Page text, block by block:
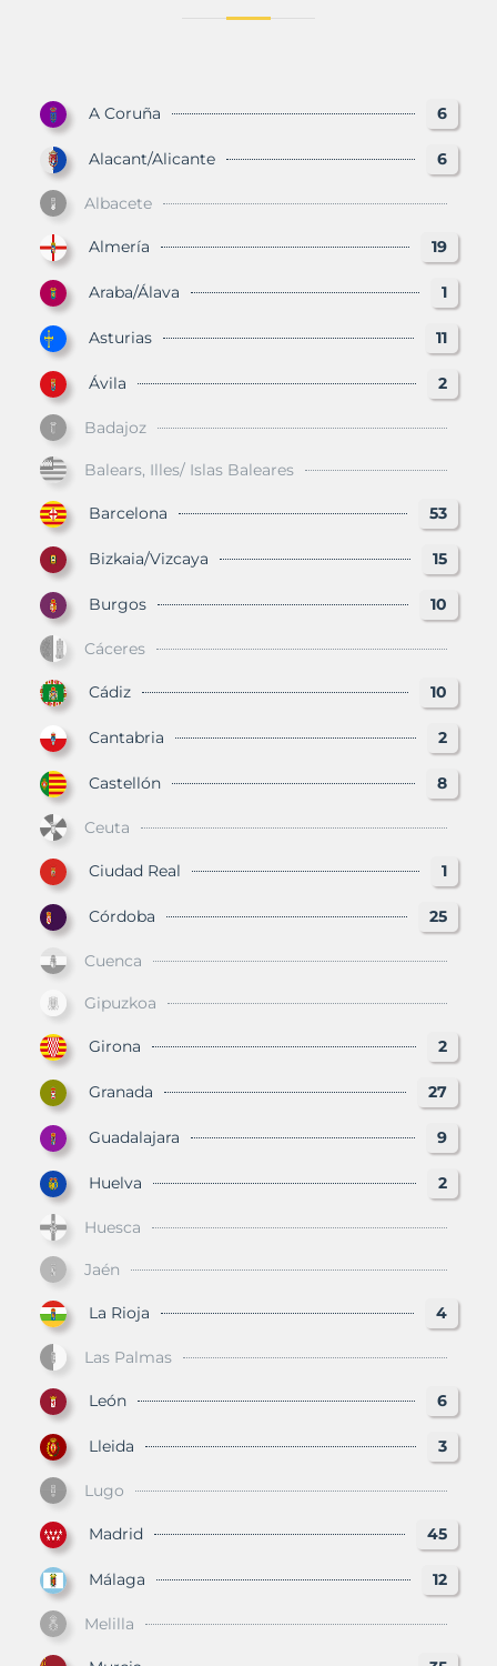
A Coruña 6
Alacant/Alicante 6
Albacete
Almería 19
Araba/Álava 1
Asturias 11
Ávila 2
Badajoz
Balears, Illes/ Islas Baleares
Barcelona 53
Bizkaia/Vizcaya 15
Burgos 10
Cáceres
Cádiz 10
Cantabria 2
Castellón 8
Ceuta
Ciudad Real 1
Córdoba 25
Cuenca
Gipuzkoa
Girona 2
Granada 27
Guadalajara 9
Huelva 2
Huesca
Jaén
La Rioja 4
Las Palmas
León 6
Lleida 3
Lugo
Madrid 45
Málaga 12
Melilla